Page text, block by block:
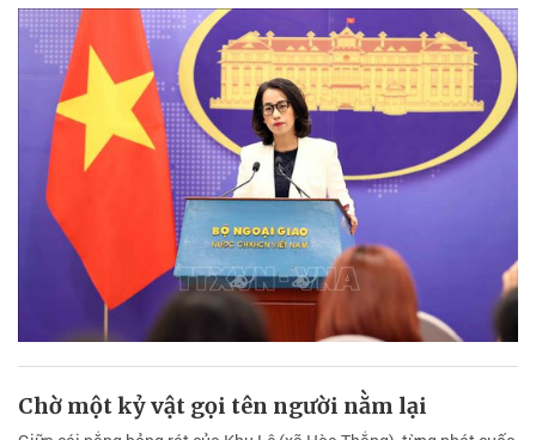
Chờ một kỷ vật gọi tên người nằm lại